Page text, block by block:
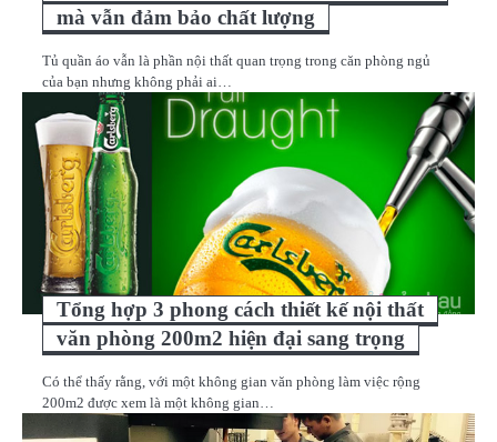
mà vẫn đảm bảo chất lượng
Tủ quần áo vẫn là phần nội thất quan trọng trong căn phòng ngủ
của bạn nhưng không phải ai…
Tổng hợp 3 phong cách thiết kế nội thất
văn phòng 200m2 hiện đại sang trọng
Có thể thấy rằng, với một không gian văn phòng làm việc rộng
200m2 được xem là một không gian…